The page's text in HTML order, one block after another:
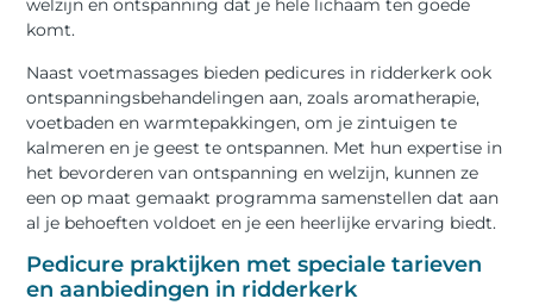
welzijn en ontspanning dat je hele lichaam ten goede
komt.
Naast voetmassages bieden pedicures in ridderkerk ook
ontspanningsbehandelingen aan, zoals aromatherapie,
voetbaden en warmtepakkingen, om je zintuigen te
kalmeren en je geest te ontspannen. Met hun expertise in
het bevorderen van ontspanning en welzijn, kunnen ze
een op maat gemaakt programma samenstellen dat aan
al je behoeften voldoet en je een heerlijke ervaring biedt.
Pedicure praktijken met speciale tarieven
en aanbiedingen in ridderkerk